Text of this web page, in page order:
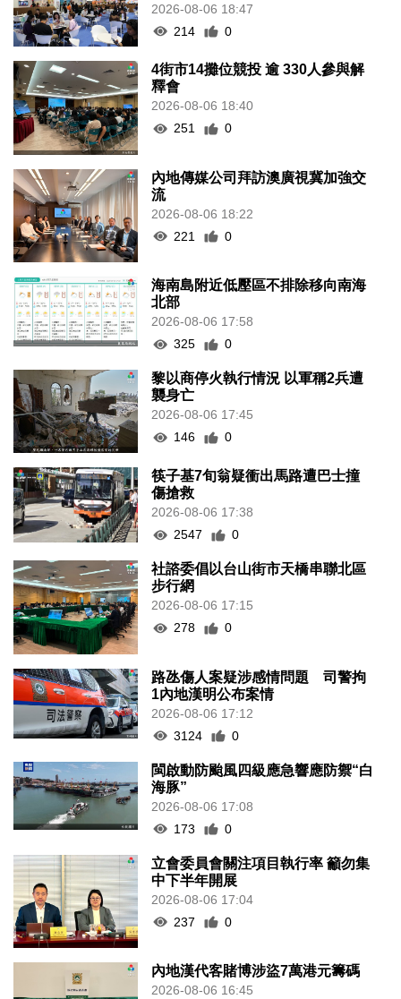
2026-08-06 18:47
214
0
4街市14攤位競投 逾 330人參與解
釋會
2026-08-06 18:40
251
0
內地傳媒公司拜訪澳廣視冀加強交
流
2026-08-06 18:22
221
0
海南島附近低壓區不排除移向南海
北部
2026-08-06 17:58
325
0
黎以商停火執行情況 以軍稱2兵遭
襲身亡
2026-08-06 17:45
146
0
筷子基7旬翁疑衝出馬路遭巴士撞
傷搶救
2026-08-06 17:38
2547
0
社諮委倡以台山街市天橋串聯北區
步行網
2026-08-06 17:15
278
0
路氹傷人案疑涉感情問題 司警拘
1內地漢明公布案情
2026-08-06 17:12
3124
0
閩啟動防颱風四級應急響應防禦“白
海豚”
2026-08-06 17:08
173
0
立會委員會關注項目執行率 籲勿集
中下半年開展
2026-08-06 17:04
237
0
內地漢代客賭博涉盜7萬港元籌碼
2026-08-06 16:45